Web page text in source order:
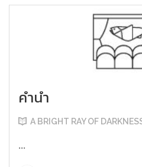
คำนำ
A BRIGHT RAY OF
...